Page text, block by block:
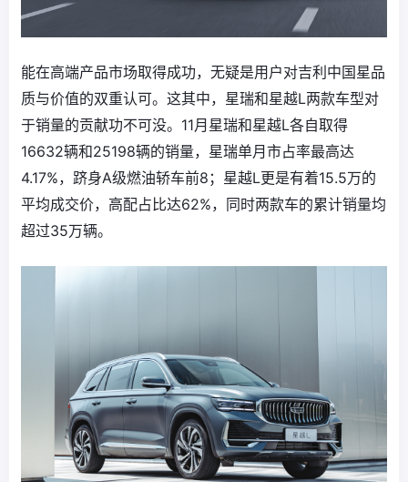
能在高端产品市场取得成功，无疑是用户对吉利中国星品
质与价值的双重认可。这其中，星瑞和星越L两款车型对
于销量的贡献功不可没。11月星瑞和星越L各自取得
16632辆和25198辆的销量，星瑞单月市占率最高达
4.17%，跻身A级燃油轿车前8；星越L更是有着15.5万的
平均成交价，高配占比达62%，同时两款车的累计销量均
超过35万辆。